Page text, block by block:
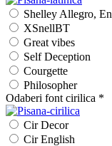
Shelley Allegro,
XSnellBT
Great vibes
Self Deception
Courgette
Philosopher
Odaberi font cirilica *
Cir Decor
Cir English